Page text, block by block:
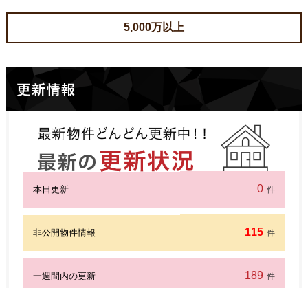
5,000万以上
本日更新 0 件
非公開物件情報 115 件
一週間内の更新 189 件